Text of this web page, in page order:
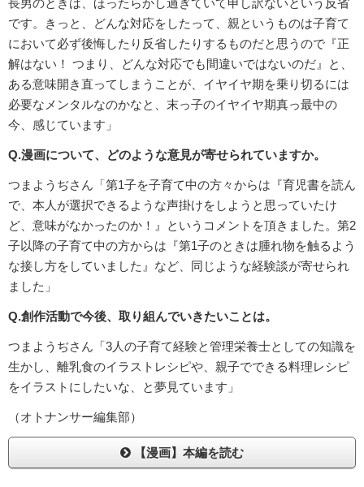
長男のときは、ほったらかし過ぎていて申し訳ないという反省
です。きっと、どんな対応をしたって、親というものは子育て
において必ず後悔したり反省したりするものだと思うので『正
解はない！ つまり、どんな対応でも間違いではないのだ』と、
ある意味開き直ってしまうことが、イヤイヤ期を乗り切るには
必要なメンタルなのかなと、末っ子のイヤイヤ期真っ最中の
今、感じています」
Q.漫画について、どのような意見が寄せられていますか。
つまようぢさん「第1子を子育て中の方々からは『育児書を読ん
で、本人が選択できるような声掛けをしようと思っていたけ
ど、意味がなかったのか！』というコメントを頂きました。第2
子以降の子育て中の方からは『第1子のときは腫れ物を触るよう
な接し方をしていました』など、同じような経験談が寄せられ
ました」
Q.創作活動で今後、取り組んでいきたいことは。
つまようぢさん「3人の子育て経験と管理栄養士としての知識を
生かし、離乳食のイラストレシピや、親子でできる料理レシピ
をイラストにしたいな、と夢見ています」
（オトナンサー編集部）
【漫画】本編を読む